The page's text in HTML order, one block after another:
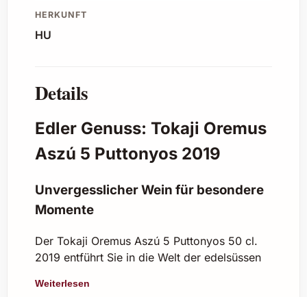
HERKUNFT
HU
Details
Edler Genuss: Tokaji Oremus
Aszú 5 Puttonyos 2019
Unvergesslicher Wein für besondere
Momente
Der Tokaji Oremus Aszú 5 Puttonyos 50 cl.
2019 entführt Sie in die Welt der edelsüssen
Region Tokaj in Ungarn. Mit seiner intensiven
Weiterlesen